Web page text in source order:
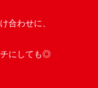
合わせに、
チにしても◎